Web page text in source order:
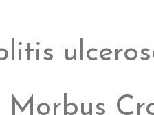
Morbus